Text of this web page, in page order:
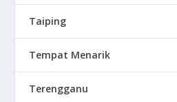
Taiping
Tempat Menarik
Terengganu